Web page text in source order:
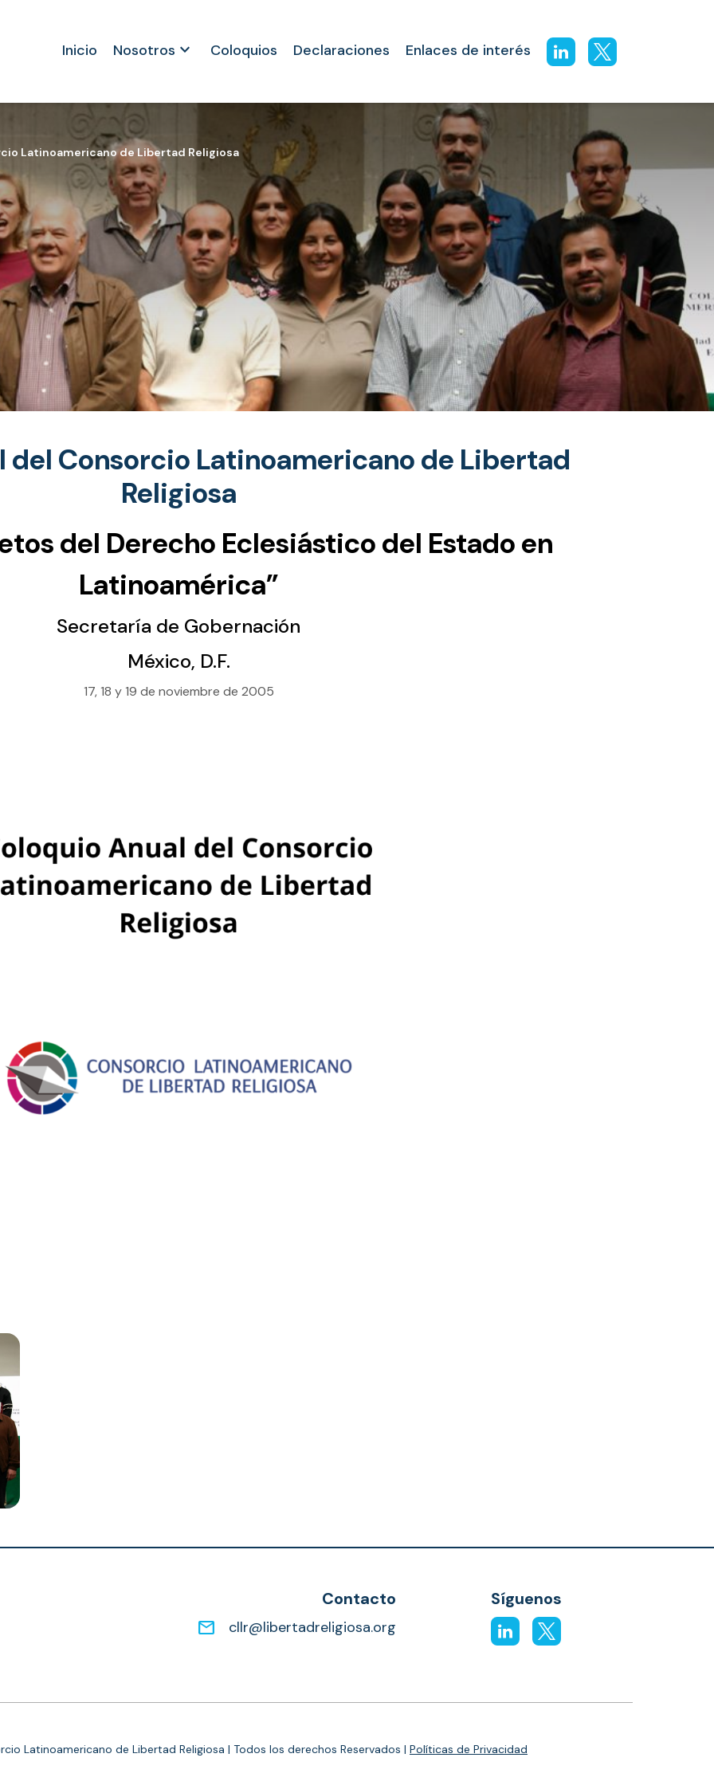
Inicio Nosotros keyboard_arrow_down Coloquios Declaraciones Enlaces de interés
Latinoamericano de Libertad Religiosa
del Consorcio Latinoamericano de Libertad
Religiosa
del Derecho Eclesiástico del Estado en
Latinoamérica”
Secretaría de Gobernación
México, D.F.
17, 18 y 19 de noviembre de 2005
Contacto
email cllr@libertadreligiosa.org
Síguenos
Latinoamericano de Libertad Religiosa | Todos los derechos Reservados | Políticas de Privacidad